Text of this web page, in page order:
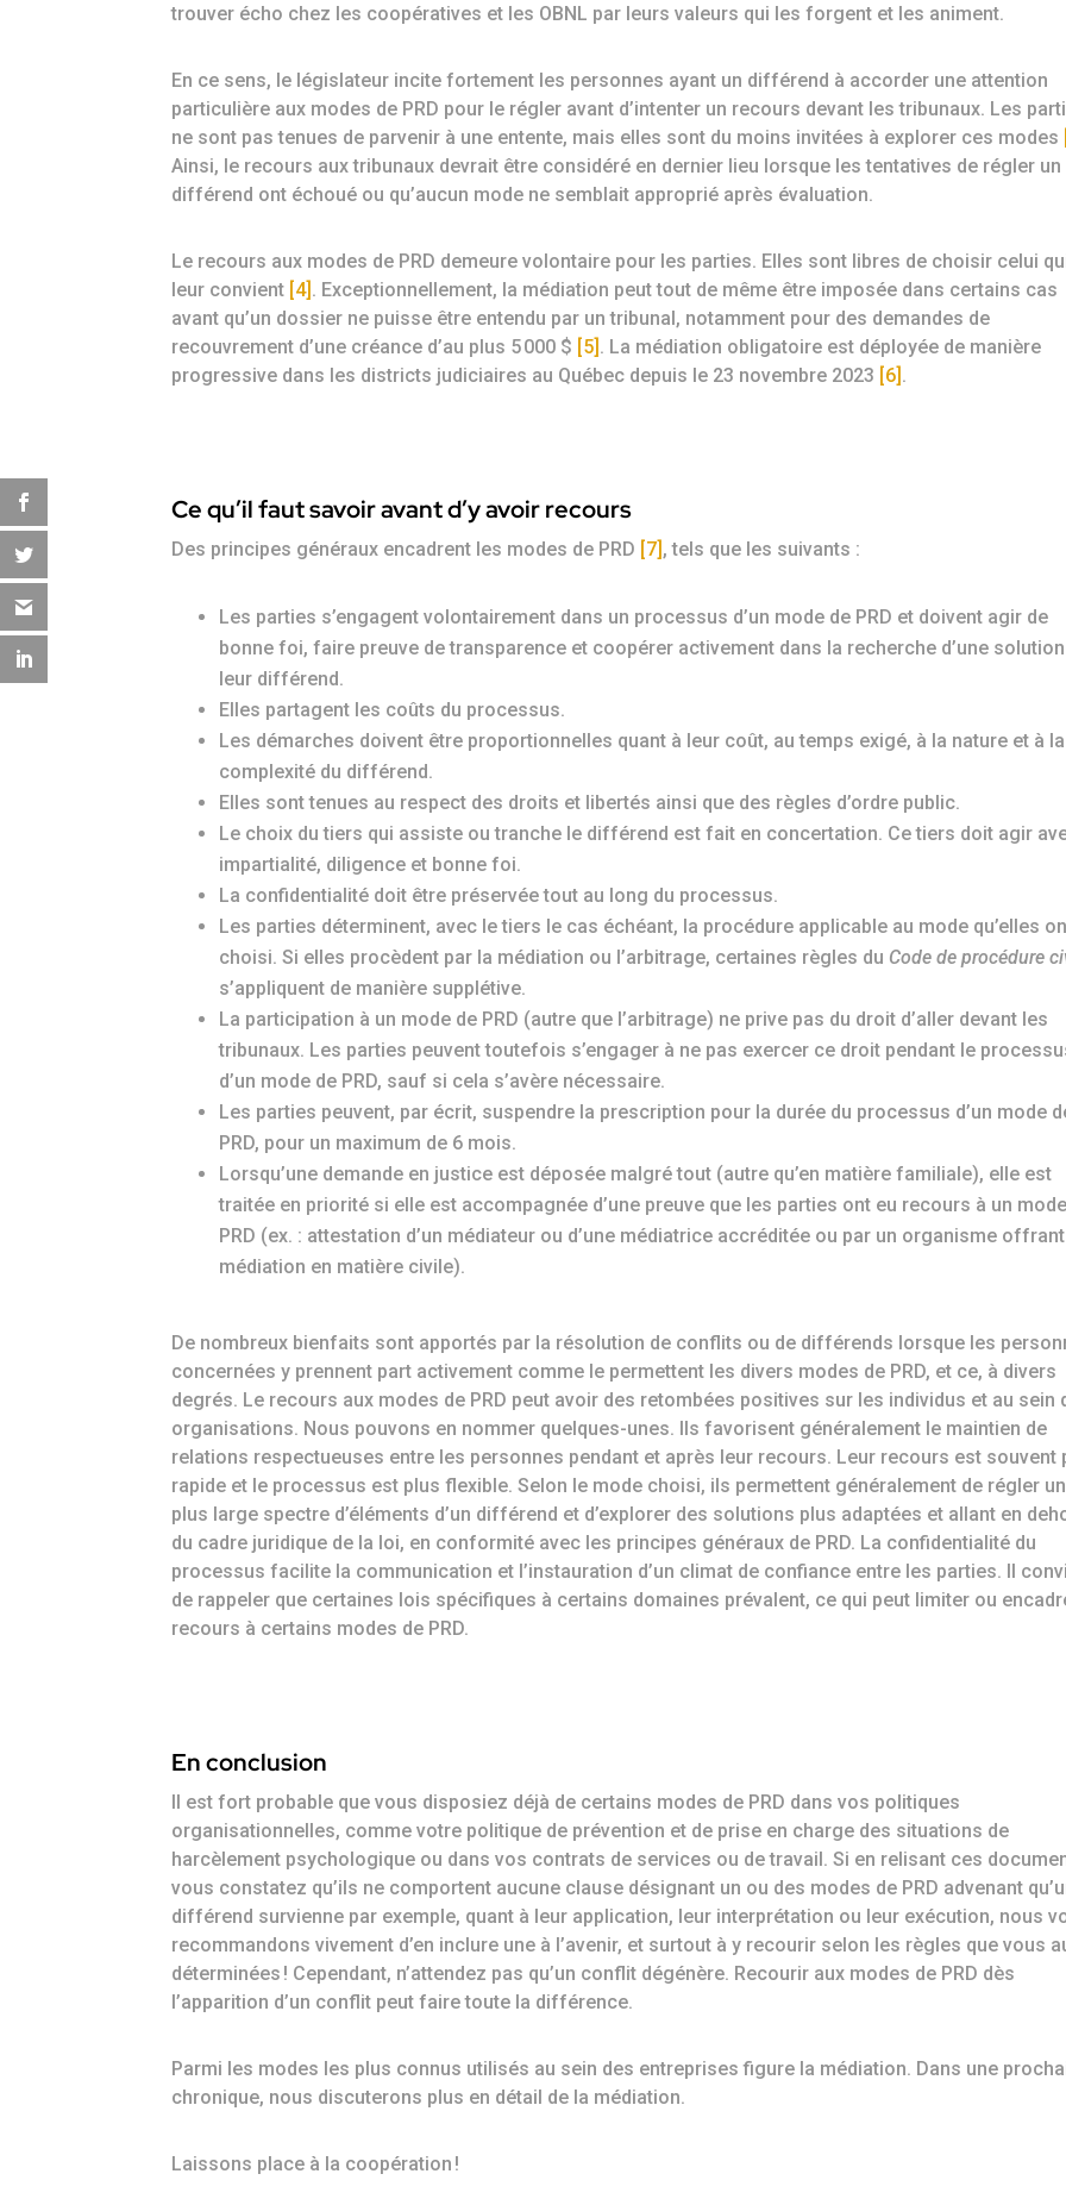
trouver écho chez les coopératives et les OBNL par leurs valeurs qui les forgent et les animent.
En ce sens, le législateur incite fortement les personnes ayant un différend à accorder une attention
particulière aux modes de PRD pour le régler avant d’intenter un recours devant les tribunaux. Les
ne sont pas tenues de parvenir à une entente, mais elles sont du moins invitées à explorer ces modes
Ainsi, le recours aux tribunaux devrait être considéré en dernier lieu lorsque les tentatives de régler un
différend ont échoué ou qu’aucun mode ne semblait approprié après évaluation.
Le recours aux modes de PRD demeure volontaire pour les parties. Elles sont libres de choisir celui
leur convient [4] . Exceptionnellement, la médiation peut tout de même être imposée dans certains cas
avant qu’un dossier ne puisse être entendu par un tribunal, notamment pour des demandes de
recouvrement d’une créance d’au plus 5 000 $ [5] . La médiation obligatoire est déployée de manière
progressive dans les districts judiciaires au Québec depuis le 23 novembre 2023 [6] .
Ce qu’il faut savoir avant d’y avoir recours
Des principes généraux encadrent les modes de PRD [7] , tels que les suivants :
Les parties s’engagent volontairement dans un processus d’un mode de PRD et doivent agir de
bonne foi, faire preuve de transparence et coopérer activement dans la recherche d’une
leur différend.
Elles partagent les coûts du processus.
Les démarches doivent être proportionnelles quant à leur coût, au temps exigé, à la nature et à la
complexité du différend.
Elles sont tenues au respect des droits et libertés ainsi que des règles d’ordre public.
Le choix du tiers qui assiste ou tranche le différend est fait en concertation. Ce tiers doit agir
impartialité, diligence et bonne foi.
La confidentialité doit être préservée tout au long du processus.
Les parties déterminent, avec le tiers le cas échéant, la procédure applicable au mode qu’elles
choisi. Si elles procèdent par la médiation ou l’arbitrage, certaines règles du Code de procédure
s’appliquent de manière supplétive.
La participation à un mode de PRD (autre que l’arbitrage) ne prive pas du droit d’aller devant les
tribunaux. Les parties peuvent toutefois s’engager à ne pas exercer ce droit pendant le
d’un mode de PRD, sauf si cela s’avère nécessaire.
Les parties peuvent, par écrit, suspendre la prescription pour la durée du processus d’un mode
PRD, pour un maximum de 6 mois.
Lorsqu’une demande en justice est déposée malgré tout (autre qu’en matière familiale), elle est
traitée en priorité si elle est accompagnée d’une preuve que les parties ont eu recours à un
PRD (ex. : attestation d’un médiateur ou d’une médiatrice accréditée ou par un organisme
médiation en matière civile).
De nombreux bienfaits sont apportés par la résolution de conflits ou de différends lorsque les
concernées y prennent part activement comme le permettent les divers modes de PRD, et ce, à divers
degrés. Le recours aux modes de PRD peut avoir des retombées positives sur les individus et au sein
organisations. Nous pouvons en nommer quelques-unes. Ils favorisent généralement le maintien de
relations respectueuses entre les personnes pendant et après leur recours. Leur recours est souvent
rapide et le processus est plus flexible. Selon le mode choisi, ils permettent généralement de régler un
plus large spectre d’éléments d’un différend et d’explorer des solutions plus adaptées et allant en
du cadre juridique de la loi, en conformité avec les principes généraux de PRD. La confidentialité du
processus facilite la communication et l’instauration d’un climat de confiance entre les parties. Il
de rappeler que certaines lois spécifiques à certains domaines prévalent, ce qui peut limiter ou
recours à certains modes de PRD.
En conclusion
Il est fort probable que vous disposiez déjà de certains modes de PRD dans vos politiques
organisationnelles, comme votre politique de prévention et de prise en charge des situations de
harcèlement psychologique ou dans vos contrats de services ou de travail. Si en relisant ces
vous constatez qu’ils ne comportent aucune clause désignant un ou des modes de PRD advenant
différend survienne par exemple, quant à leur application, leur interprétation ou leur exécution, nous
recommandons vivement d’en inclure une à l’avenir, et surtout à y recourir selon les règles que vous
déterminées ! Cependant, n’attendez pas qu’un conflit dégénère. Recourir aux modes de PRD dès
l’apparition d’un conflit peut faire toute la différence.
Parmi les modes les plus connus utilisés au sein des entreprises figure la médiation. Dans une
chronique, nous discuterons plus en détail de la médiation.
Laissons place à la coopération !